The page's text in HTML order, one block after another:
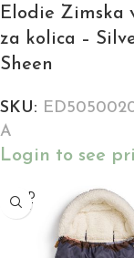
Elodie Zimska
za kolica –
Sheen
SKU:
A
Login to see
SOLD
OUT